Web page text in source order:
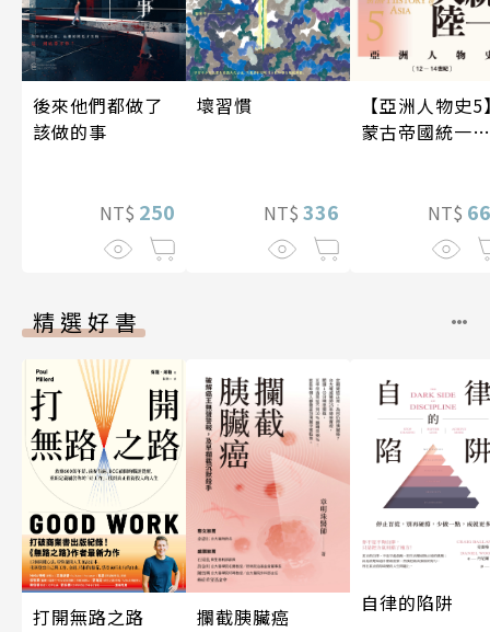
後來他們都做了
該做的事
NT$ 250
壞習慣
NT$ 336
【亞洲人物史5
蒙古帝國統一歐
NT$
精選好書
打開無路之路 攔截胰臟癌
自律的陷阱